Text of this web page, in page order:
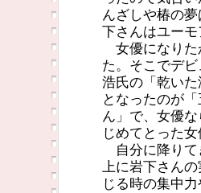
んざしや椿の
下さんはユー
女優になりた
た。そこでデ
浩氏の「乾い
となったのが
ん」で、女優
じめてとった
自分に降りて
上に岩下さん
じる時の集中